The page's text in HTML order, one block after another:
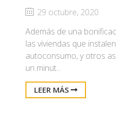
29 octubre, 2020
Además de una
las viviendas que
autoconsumo, y otros
un minut...
LEER MÁS